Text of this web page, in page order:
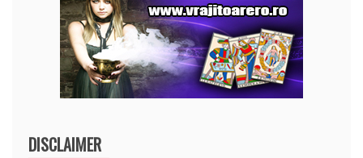
DISCLAIMER